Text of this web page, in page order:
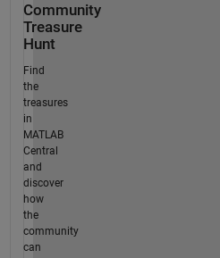
Community
Treasure
Hunt
Find
the
treasures
in
MATLAB
Central
and
discover
how
the
community
can